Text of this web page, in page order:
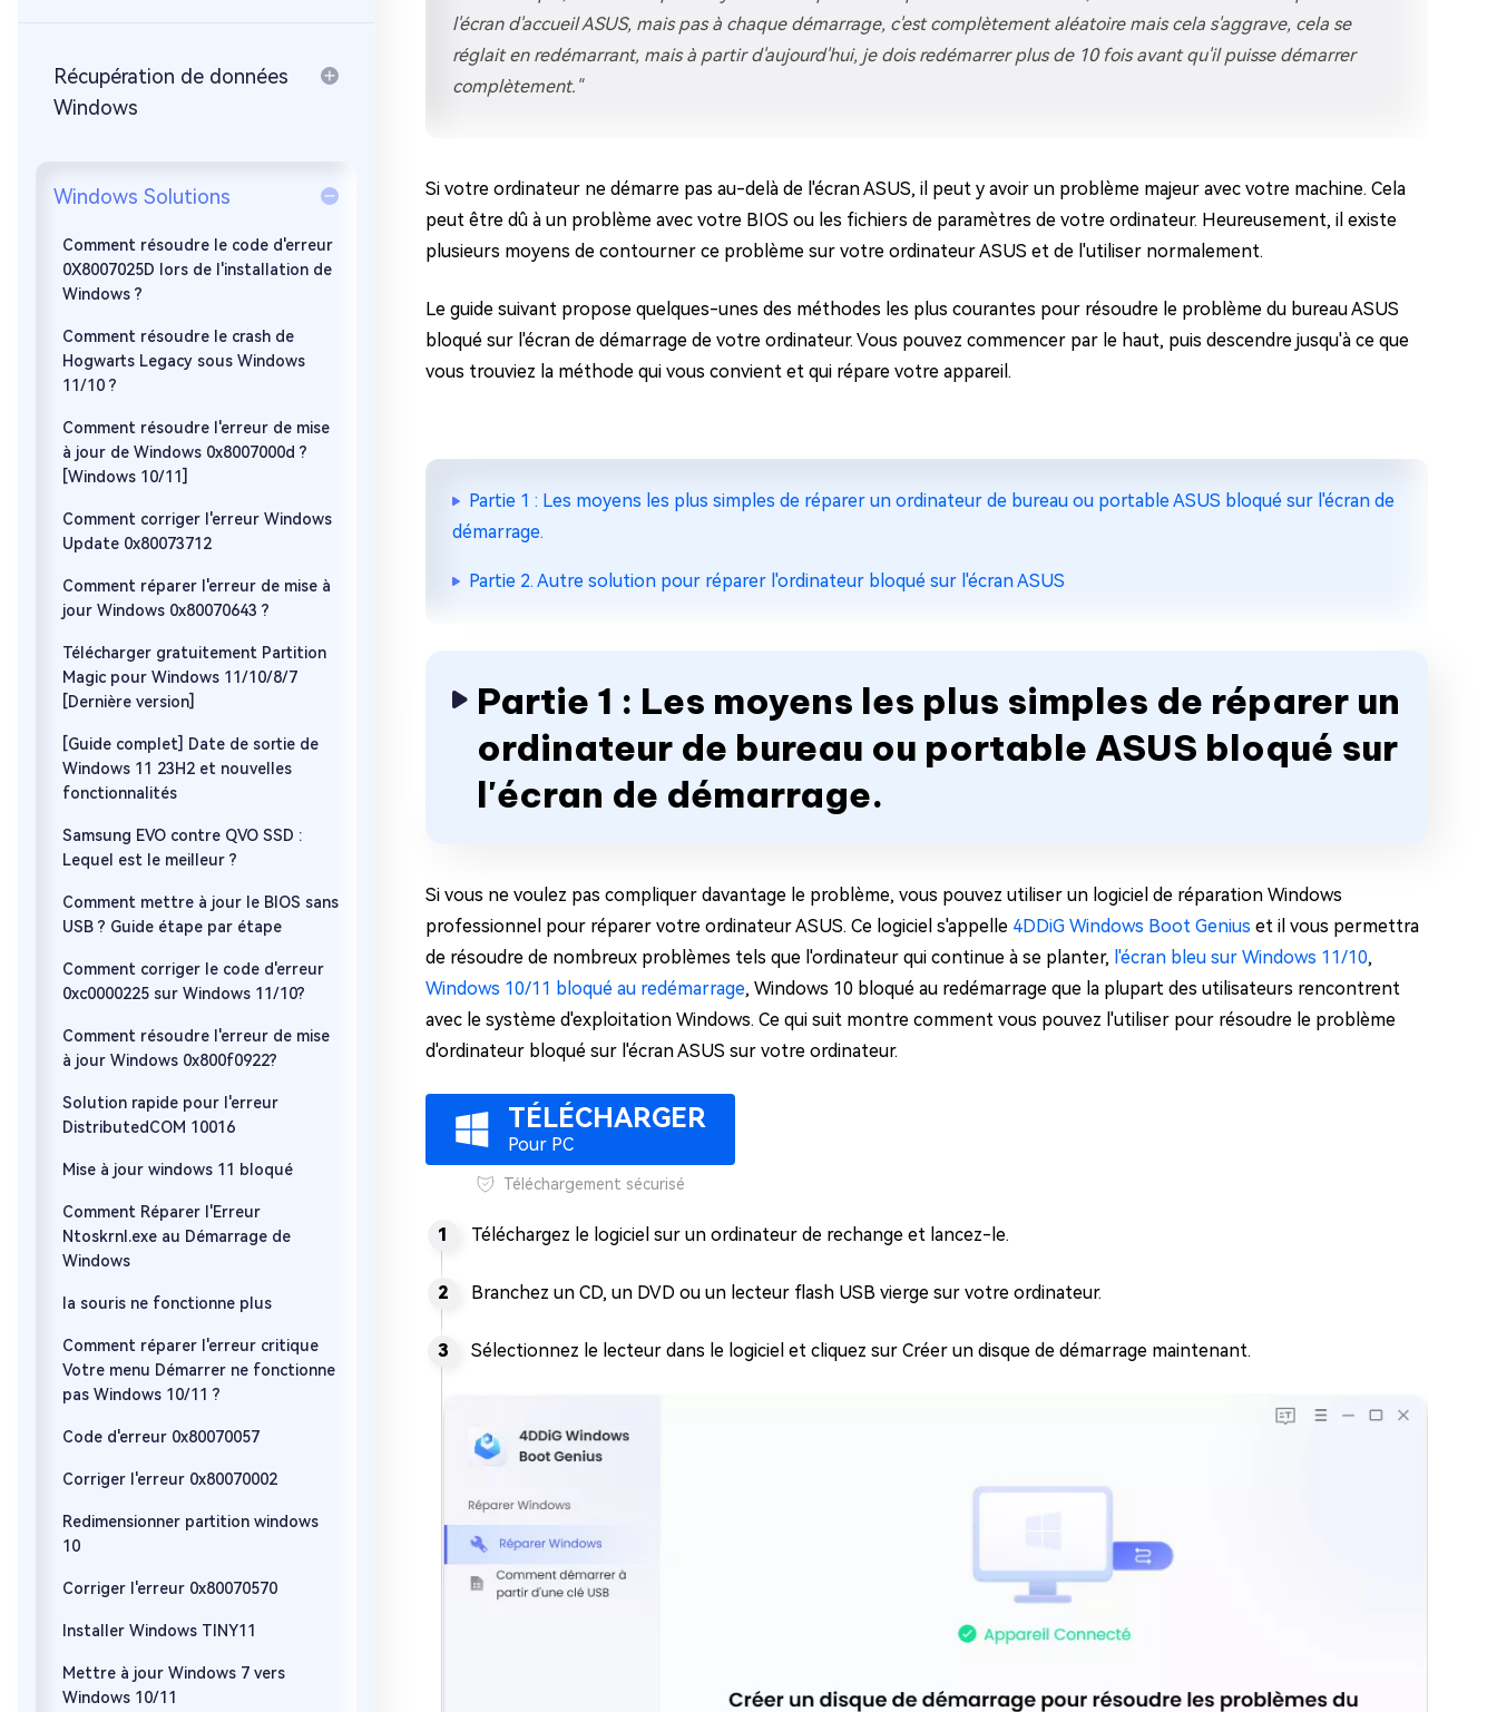
Réparer les fichiers PST/OST
en quelques minutes
Mac Boot Genius
Réparer les problèmes Mac
gratuitement
Récupération de données
Windows
Windows Solutions
Comment résoudre le code d'erreur
0X8007025D lors de l'installation de
Windows ?
Comment résoudre le crash de
Hogwarts Legacy sous Windows
11/10 ?
Comment résoudre l'erreur de mise
à jour de Windows 0x8007000d ?
[Windows 10/11]
Comment corriger l'erreur Windows
Update 0x80073712
Comment réparer l'erreur de mise à
jour Windows 0x80070643 ?
Télécharger gratuitement Partition
Magic pour Windows 11/10/8/7
[Dernière version]
[Guide complet] Date de sortie de
Windows 11 23H2 et nouvelles
fonctionnalités
Samsung EVO contre QVO SSD :
Lequel est le meilleur ?
Comment mettre à jour le BIOS sans
USB ? Guide étape par étape
Comment corriger le code d'erreur
0xc0000225 sur Windows 11/10?
Comment résoudre l'erreur de mise
à jour Windows 0x800f0922?
Solution rapide pour l'erreur
DistributedCOM 10016
Mise à jour windows 11 bloqué
Comment Réparer l'Erreur
Ntoskrnl.exe au Démarrage de
Windows
la souris ne fonctionne plus
Comment réparer l'erreur critique
Votre menu Démarrer ne fonctionne
pas Windows 10/11 ?
Code d'erreur 0x80070057
Corriger l'erreur 0x80070002
Redimensionner partition windows
10
Corriger l'erreur 0x80070570
Installer Windows TINY11
Mettre à jour Windows 7 vers
Windows 10/11
l'écran d'accueil ASUS, mais pas à chaque démarrage, c'est complètement aléatoire mais cela s'aggrave, cela se
réglait en redémarrant, mais à partir d'aujourd'hui, je dois redémarrer plus de 10 fois avant qu'il puisse démarrer
complètement."
Si votre ordinateur ne démarre pas au-delà de l'écran ASUS, il peut y avoir un problème majeur avec votre machine. Cela
peut être dû à un problème avec votre BIOS ou les fichiers de paramètres de votre ordinateur. Heureusement, il existe
plusieurs moyens de contourner ce problème sur votre ordinateur ASUS et de l'utiliser normalement.
Le guide suivant propose quelques-unes des méthodes les plus courantes pour résoudre le problème du bureau ASUS
bloqué sur l'écran de démarrage de votre ordinateur. Vous pouvez commencer par le haut, puis descendre jusqu'à ce que
vous trouviez la méthode qui vous convient et qui répare votre appareil.
Partie 1 : Les moyens les plus simples de réparer un ordinateur de bureau ou portable ASUS bloqué sur l'écran de
démarrage.
Partie 2. Autre solution pour réparer l'ordinateur bloqué sur l'écran ASUS
Partie 1 : Les moyens les plus simples de réparer un
ordinateur de bureau ou portable ASUS bloqué sur
l'écran de démarrage.
Si vous ne voulez pas compliquer davantage le problème, vous pouvez utiliser un logiciel de réparation Windows
professionnel pour réparer votre ordinateur ASUS. Ce logiciel s'appelle 4DDiG Windows Boot Genius et il vous permettra
de résoudre de nombreux problèmes tels que l'ordinateur qui continue à se planter, l'écran bleu sur Windows 11/10,
Windows 10/11 bloqué au redémarrage, Windows 10 bloqué au redémarrage que la plupart des utilisateurs rencontrent
avec le système d'exploitation Windows. Ce qui suit montre comment vous pouvez l'utiliser pour résoudre le problème
d'ordinateur bloqué sur l'écran ASUS sur votre ordinateur.
TÉLÉCHARGER
Pour PC
Téléchargement sécurisé
Téléchargez le logiciel sur un ordinateur de rechange et lancez-le.
Branchez un CD, un DVD ou un lecteur flash USB vierge sur votre ordinateur.
Sélectionnez le lecteur dans le logiciel et cliquez sur Créer un disque de démarrage maintenant.